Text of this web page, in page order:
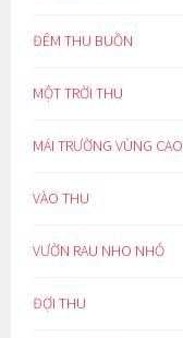
ĐÊM THU BUỒN
MỘT TRỜI THU
MÁI TRƯỜNG VÙNG CAO
VÀO THU
VƯỜN RAU NHO NHỎ
ĐỢI THU